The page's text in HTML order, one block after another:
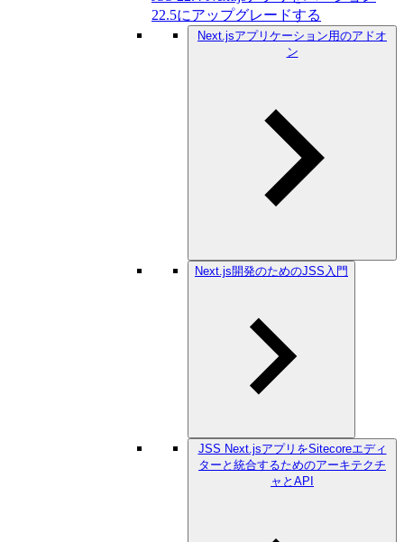
22.5にアップグレードする
Next.jsアプリケーション用のアドオ
ン
Next.js開発のためのJSS入門
JSS Next.jsアプリをSitecoreエディ
ターと統合するためのアーキテクチ
ャとAPI